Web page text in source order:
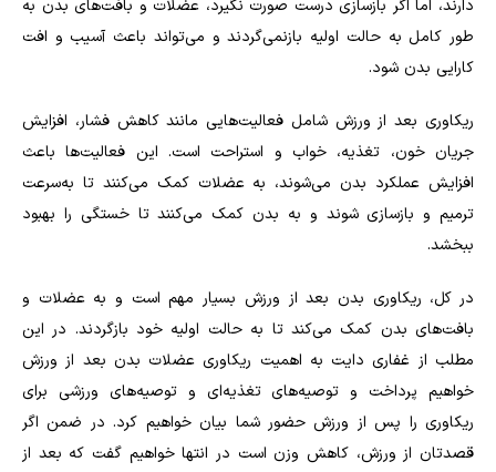
دارند، اما اگر بازسازی درست صورت نگیرد، عضلات و بافت‌های بدن به
طور کامل به حالت اولیه بازنمی‌گردند و می‌تواند باعث آسیب و افت
کارایی بدن شود.
ریکاوری بعد از ورزش شامل فعالیت‌هایی مانند کاهش فشار، افزایش
جریان خون، تغذیه، خواب و استراحت است. این فعالیت‌ها باعث
افزایش عملکرد بدن می‌شوند، به عضلات کمک می‌کنند تا به‌سرعت
ترمیم و بازسازی شوند و به بدن کمک می‌کنند تا خستگی را بهبود
ببخشد.
در کل، ریکاوری بدن بعد از ورزش بسیار مهم است و به عضلات و
بافت‌های بدن کمک می‌کند تا به حالت اولیه خود بازگردند. در این
مطلب از غفاری دایت به اهمیت ریکاوری عضلات بدن بعد از ورزش
خواهیم پرداخت و توصیه‌های تغذیه‌ای و توصیه‌های ورزشی برای
ریکاوری را پس از ورزش حضور شما بیان خواهیم کرد. در ضمن اگر
قصدتان از ورزش، کاهش وزن است در انتها خواهیم گفت که بعد از